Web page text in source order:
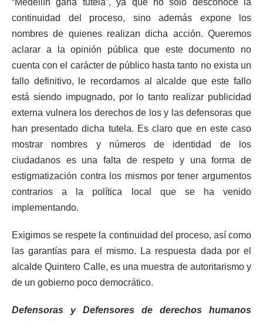
“Medellín gana tutela”, ya que no solo desconoce la
continuidad del proceso, sino además expone los
nombres de quienes realizan dicha acción. Queremos
aclarar a la opinión pública que este documento no
cuenta con el carácter de público hasta tanto no exista un
fallo definitivo, le recordamos al alcalde que este fallo
está siendo impugnado, por lo tanto realizar publicidad
externa vulnera los derechos de los y las defensoras que
han presentado dicha tutela. Es claro que en este caso
mostrar nombres y números de identidad de los
ciudadanos es una falta de respeto y una forma de
estigmatización contra los mismos por tener argumentos
contrarios a la política local que se ha venido
implementando.
Exigimos se respete la continuidad del proceso, así como
las garantías para el mismo. La respuesta dada por el
alcalde Quintero Calle, es una muestra de autoritarismo y
de un gobierno poco democrático.
Defensoras y Defensores de derechos humanos